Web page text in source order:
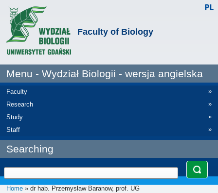
Faculty of Biology
Menu - Wydział Biologii - wersja angielska
Faculty
»
Research
»
Study
»
Staff
»
Searching
Home » dr hab. Przemysław Baranow, prof. UG